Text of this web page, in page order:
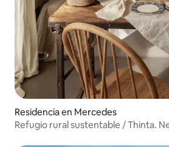
Residencia en Mercedes
Refugio rural sustentable /